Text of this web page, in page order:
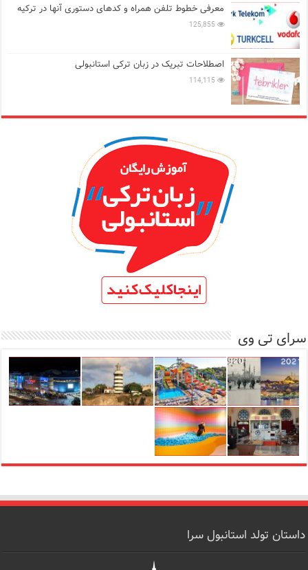
معرفی خطوط تلفن همراه و کدهای دستوری آنها در ترکیه
125,855
اصطلاحات تبریک در زبان ترکی استانبولی
114,115
سرای تی وی
داستان تولد استانبول سرا